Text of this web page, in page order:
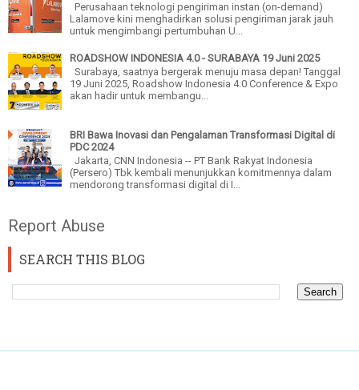
Perusahaan teknologi pengiriman instan (on-demand)
Lalamove kini menghadirkan solusi pengiriman jarak jauh
untuk mengimbangi pertumbuhan U...
ROADSHOW INDONESIA 4.0 - SURABAYA 19 Juni 2025
Surabaya, saatnya bergerak menuju masa depan! Tanggal
19 Juni 2025, Roadshow Indonesia 4.0 Conference & Expo
akan hadir untuk membangu...
BRI Bawa Inovasi dan Pengalaman Transformasi Digital di
PDC 2024
Jakarta, CNN Indonesia -- PT Bank Rakyat Indonesia
(Persero) Tbk kembali menunjukkan komitmennya dalam
mendorong transformasi digital di I...
Report Abuse
SEARCH THIS BLOG